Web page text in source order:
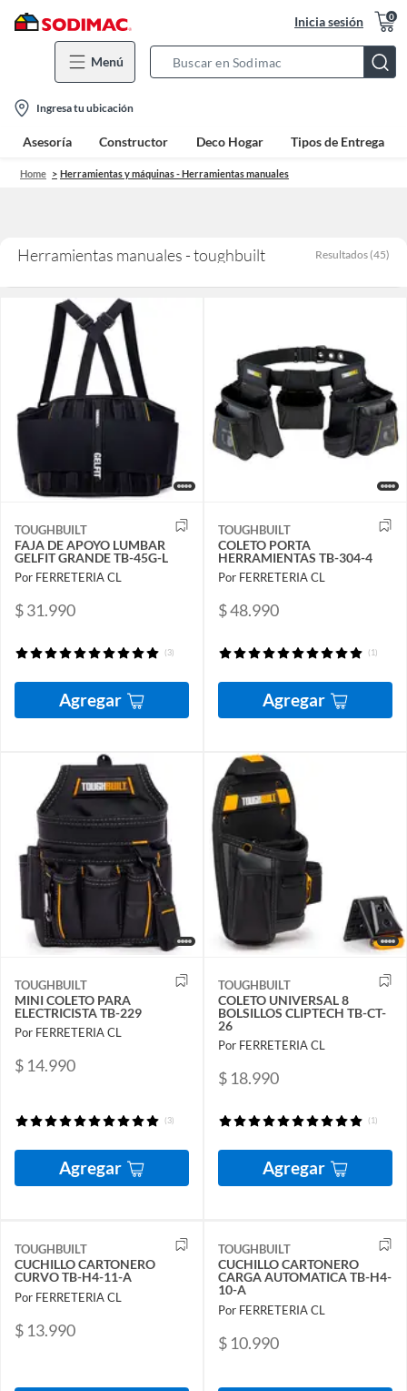
Inicia sesión 0
Menú
Bar
location-
icon
Ingresa tu ubicación
Asesoría Constructor Deco Hogar Tipos de Entrega
Home Herramientas y máquinas - Herramientas manuales
Herramientas manuales - toughbuilt Resultados (45)
TOUGHBUILT
FAJA DE APOYO LUMBAR
GELFIT GRANDE TB-45G-L
Por FERRETERIA CL
$ 31.990
(3)
Agregar
TOUGHBUILT
COLETO PORTA
HERRAMIENTAS TB-304-4
Por FERRETERIA CL
$ 48.990
(1)
Agregar
TOUGHBUILT
MINI COLETO PARA
ELECTRICISTA TB-229
Por FERRETERIA CL
$ 14.990
(3)
Agregar
TOUGHBUILT
COLETO UNIVERSAL 8
BOLSILLOS CLIPTECH TB-CT-
26
Por FERRETERIA CL
$ 18.990
(1)
Agregar
TOUGHBUILT
CUCHILLO CARTONERO
CURVO TB-H4-11-A
Por FERRETERIA CL
$ 13.990
TOUGHBUILT
CUCHILLO CARTONERO
CARGA AUTOMATICA TB-H4-
10-A
Por FERRETERIA CL
$ 10.990